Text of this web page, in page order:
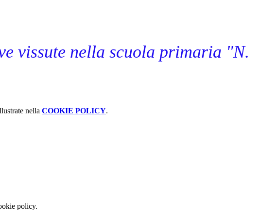
vissute nella scuola primaria "N.
nella COOKIE POLICY.
policy.